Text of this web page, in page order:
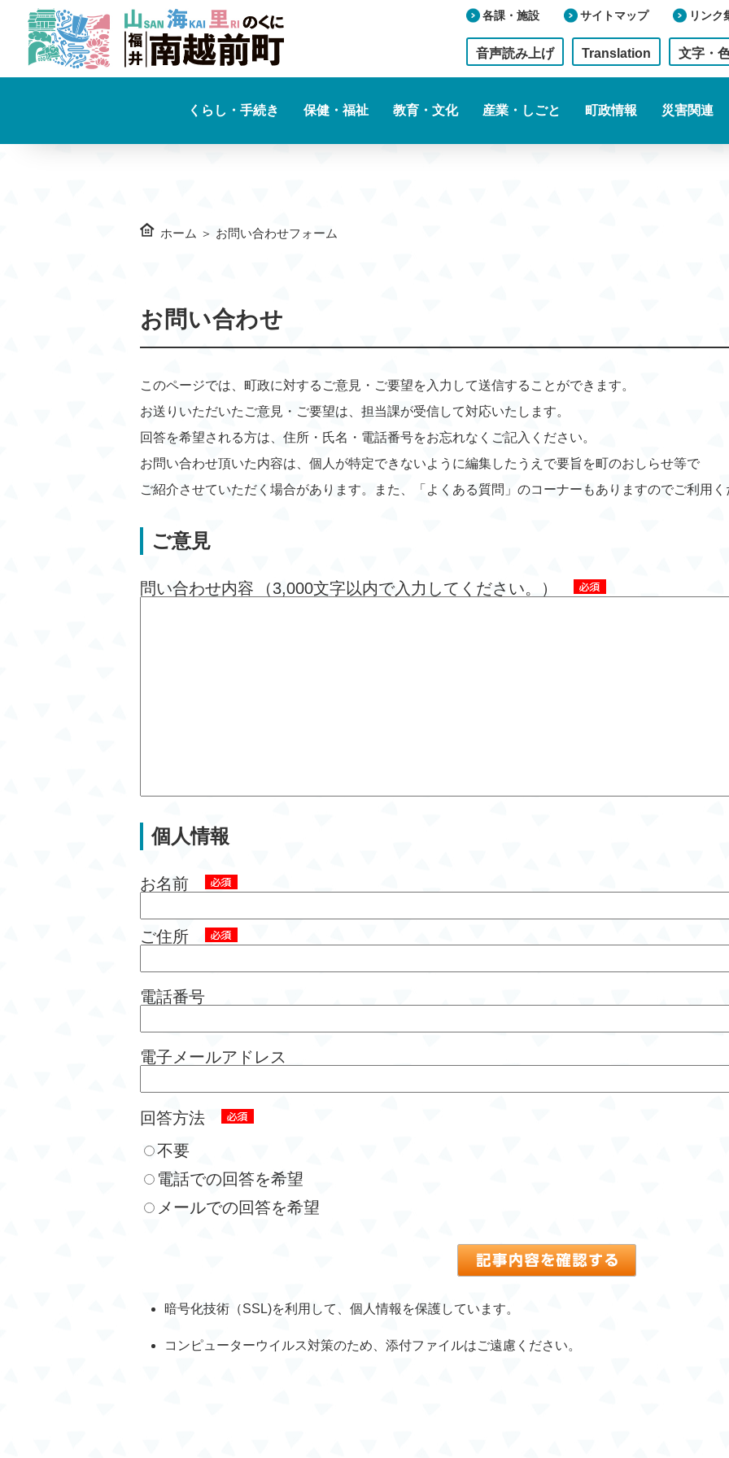
各課・施設 サイトマップ リンク
音声読み上げ Translation 文字・
くらし・手続き 保健・福祉 教育・文化 産業・しごと 町政情報 災害関連
ホーム ＞ お問い合わせフォーム
お問い合わせ
このページでは、町政に対するご意見・ご要望を入力して送信することができます。
お送りいただいたご意見・ご要望は、担当課が受信して対応いたします。
回答を希望される方は、住所・氏名・電話番号をお忘れなくご記入ください。
お問い合わせ頂いた内容は、個人が特定できないように編集したうえで要旨を町のおしらせ等で
ご紹介させていただく場合があります。また、「よくある質問」のコーナーもありますのでご利用
ご意見
問い合わせ内容 （3,000文字以内で入力してください。）
個人情報
お名前
ご住所
電話番号
電子メールアドレス
回答方法
不要
電話での回答を希望
メールでの回答を希望
暗号化技術（SSL)を利用して、個人情報を保護しています。
コンピューターウイルス対策のため、添付ファイルはご遠慮ください。